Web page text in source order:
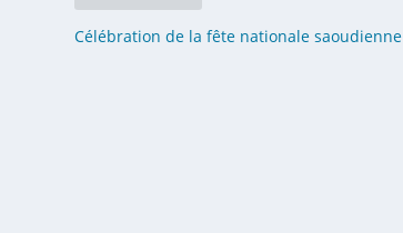
Célébration de la fête nationale saoudienne